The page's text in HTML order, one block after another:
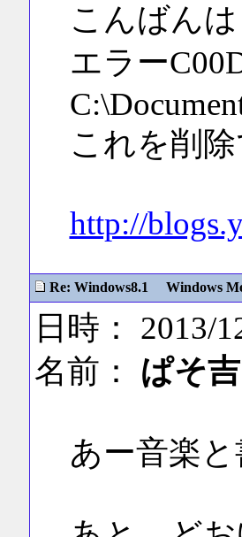
こんばんは
エラー
これを削
http://
Re: Windows8.1 Windows
日時： 2013/
名前： ぱそ吉
あー音楽